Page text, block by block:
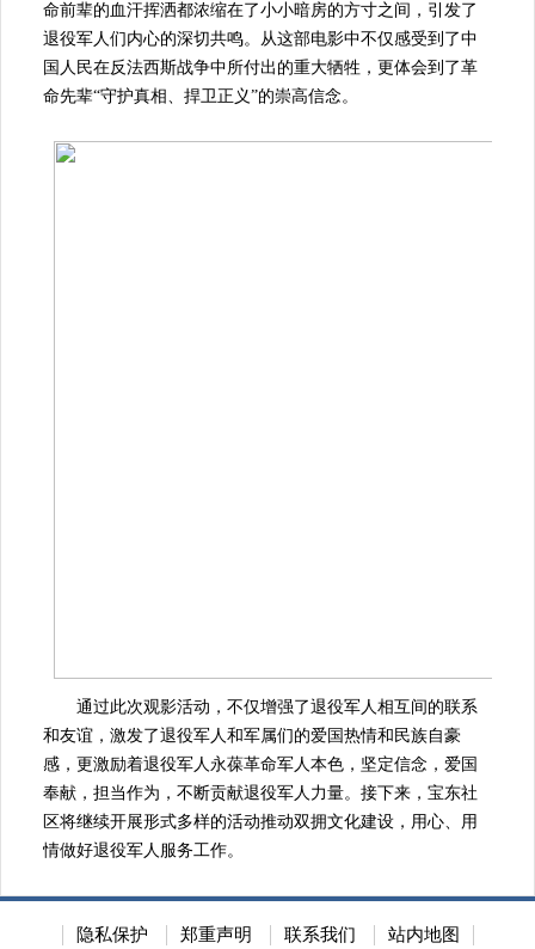
命前辈的血汗挥洒都浓缩在了小小暗房的方寸之间，引发了
退役军人们内心的深切共鸣。从这部电影中不仅感受到了中
国人民在反法西斯战争中所付出的重大牺牲，更体会到了革
命先辈“守护真相、捍卫正义”的崇高信念。
通过此次观影活动，不仅增强了退役军人相互间的联系
和友谊，激发了退役军人和军属们的爱国热情和民族自豪
感，更激励着退役军人永葆革命军人本色，坚定信念，爱国
奉献，担当作为，不断贡献退役军人力量。接下来，宝东社
区将继续开展形式多样的活动推动双拥文化建设，用心、用
情做好退役军人服务工作。
隐私保护 郑重声明 联系我们 站内地图